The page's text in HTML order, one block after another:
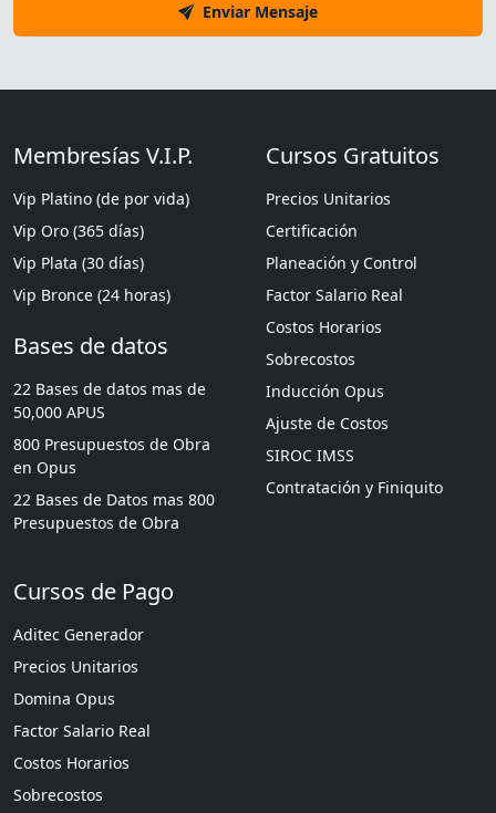
Enviar Mensaje
Membresías V.I.P.
Vip Platino (de por vida)
Vip Oro (365 días)
Vip Plata (30 días)
Vip Bronce (24 horas)
Bases de datos
22 Bases de datos mas de
50,000 APUS
800 Presupuestos de Obra
en Opus
22 Bases de Datos mas 800
Presupuestos de Obra
Cursos Gratuitos
Precios Unitarios
Certificación
Planeación y Control
Factor Salario Real
Costos Horarios
Sobrecostos
Inducción Opus
Ajuste de Costos
SIROC IMSS
Contratación y Finiquito
Cursos de Pago
Aditec Generador
Precios Unitarios
Domina Opus
Factor Salario Real
Costos Horarios
Sobrecostos